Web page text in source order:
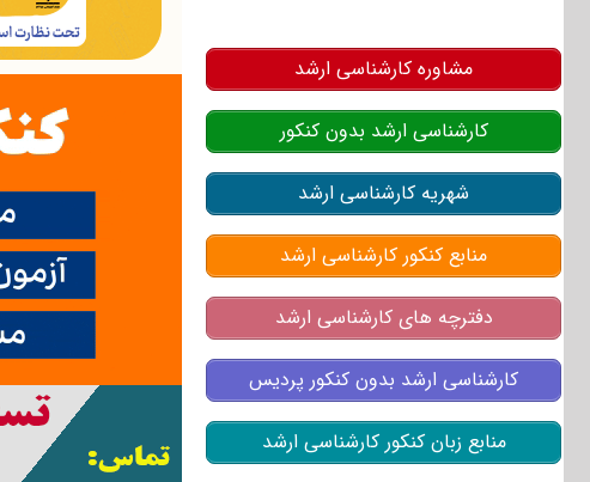
مشاوره کارشناسی ارشد
کارشناسی ارشد بدون کنکور
شهریه کارشناسی ارشد
منابع کنکور کارشناسی ارشد
دفترچه های کارشناسی ارشد
کارشناسی ارشد بدون کنکور پردیس
منابع زبان کنکور کارشناسی ارشد